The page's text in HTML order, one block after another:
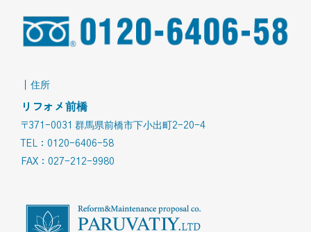
｜住所
リフォメ前橋
〒371-0031 群馬県前橋市下小出町2-20-4
TEL：0120-6406-58
FAX：027-212-9980